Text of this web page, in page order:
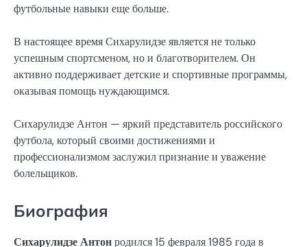
футбольные навыки еще больше.
В настоящее время Сихарулидзе является не только
успешным спортсменом, но и благотворителем. Он
активно поддерживает детские и спортивные программы,
оказывая помощь нуждающимся.
Сихарулидзе Антон — яркий представитель российского
футбола, который своими достижениями и
профессионализмом заслужил признание и уважение
болельщиков.
Биография
Сихарулидзе Антонродился 15 февраля 1985 года в